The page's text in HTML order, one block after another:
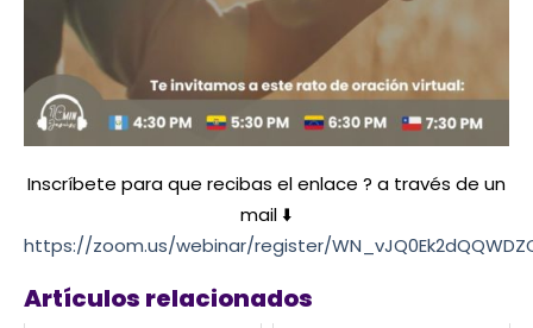
Inscríbete para que recibas el enlace ? a través de un
mail ⬇️
https://zoom.us/webinar/register/
Artículos relacionados